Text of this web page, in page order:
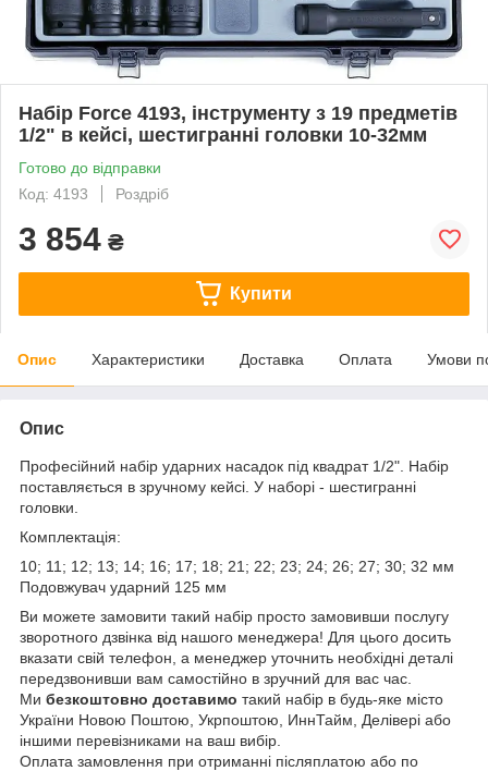
Набір Force 4193, інструменту з 19 предметів
1/2" в кейсі, шестигранні головки 10-32мм
Готово до відправки
Код: 4193
Роздріб
3 854 ₴
Купити
Опис Характеристики Доставка Оплата Умови
Опис
Професійний набір ударних насадок під квадрат 1/2". Набір
поставляється в зручному кейсі. У наборі - шестигранні
головки.
Комплектація:
10; 11; 12; 13; 14; 16; 17; 18; 21; 22; 23; 24; 26; 27; 30; 32 мм
Подовжувач ударний 125 мм
Ви можете замовити такий набір просто замовивши послугу
зворотного дзвінка від нашого менеджера! Для цього досить
вказати свій телефон, а менеджер уточнить необхідні деталі
передзвонивши вам самостійно в зручний для вас час.
Ми безкоштовно доставимо такий набір в будь-яке місто
України Новою Поштою, Укрпоштою, ИннТайм, Делівері або
іншими перевізниками на ваш вибір.
Оплата замовлення при отриманні післяплатою або по